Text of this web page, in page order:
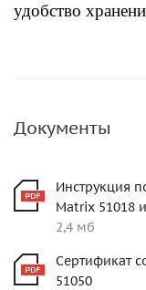
удобство
Документы
Инструкция
Matrix 51018
2,4 мб
Сертификат
51050